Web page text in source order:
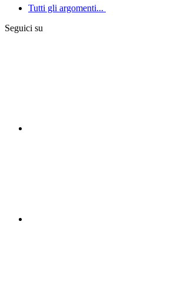
Tutti gli argomenti...
Seguici su